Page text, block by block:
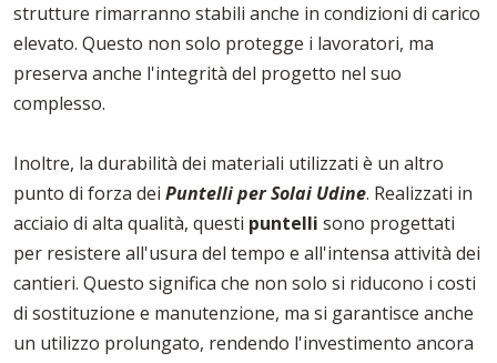
strutture rimarranno stabili anche in condizioni di carico
elevato. Questo non solo protegge i lavoratori, ma
preserva anche l'integrità del progetto nel suo
complesso.
Inoltre, la durabilità dei materiali utilizzati è un altro
punto di forza dei Puntelli per Solai Udine. Realizzati in
acciaio di alta qualità, questi puntelli sono progettati
per resistere all'usura del tempo e all'intensa attività dei
cantieri. Questo significa che non solo si riducono i costi
di sostituzione e manutenzione, ma si garantisce anche
un utilizzo prolungato, rendendo l'investimento ancora